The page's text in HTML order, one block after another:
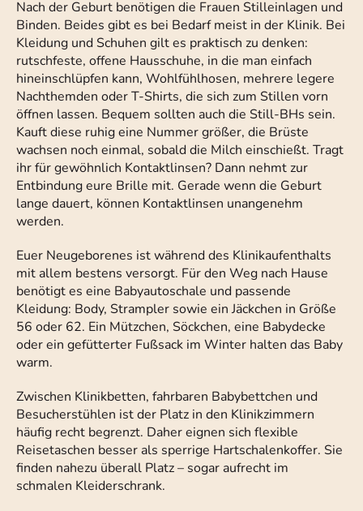
Nach der Geburt benötigen die Frauen Stilleinlagen und
Binden. Beides gibt es bei Bedarf meist in der Klinik. Bei
Kleidung und Schuhen gilt es praktisch zu denken:
rutschfeste, offene Hausschuhe, in die man einfach
hineinschlüpfen kann, Wohlfühlhosen, mehrere legere
Nachthemden oder T-Shirts, die sich zum Stillen vorn
öffnen lassen. Bequem sollten auch die Still-BHs sein.
Kauft diese ruhig eine Nummer größer, die Brüste
wachsen noch einmal, sobald die Milch einschießt. Tragt
ihr für gewöhnlich Kontaktlinsen? Dann nehmt zur
Entbindung eure Brille mit. Gerade wenn die Geburt
lange dauert, können Kontaktlinsen unangenehm
werden.
Euer Neugeborenes ist während des Klinikaufenthalts
mit allem bestens versorgt. Für den Weg nach Hause
benötigt es eine Babyautoschale und passende
Kleidung: Body, Strampler sowie ein Jäckchen in Größe
56 oder 62. Ein Mützchen, Söckchen, eine Babydecke
oder ein gefütterter Fußsack im Winter halten das Baby
warm.
Zwischen Klinikbetten, fahrbaren Babybettchen und
Besucherstühlen ist der Platz in den Klinikzimmern
häufig recht begrenzt. Daher eignen sich flexible
Reisetaschen besser als sperrige Hartschalenkoffer. Sie
finden nahezu überall Platz – sogar aufrecht im
schmalen Kleiderschrank.